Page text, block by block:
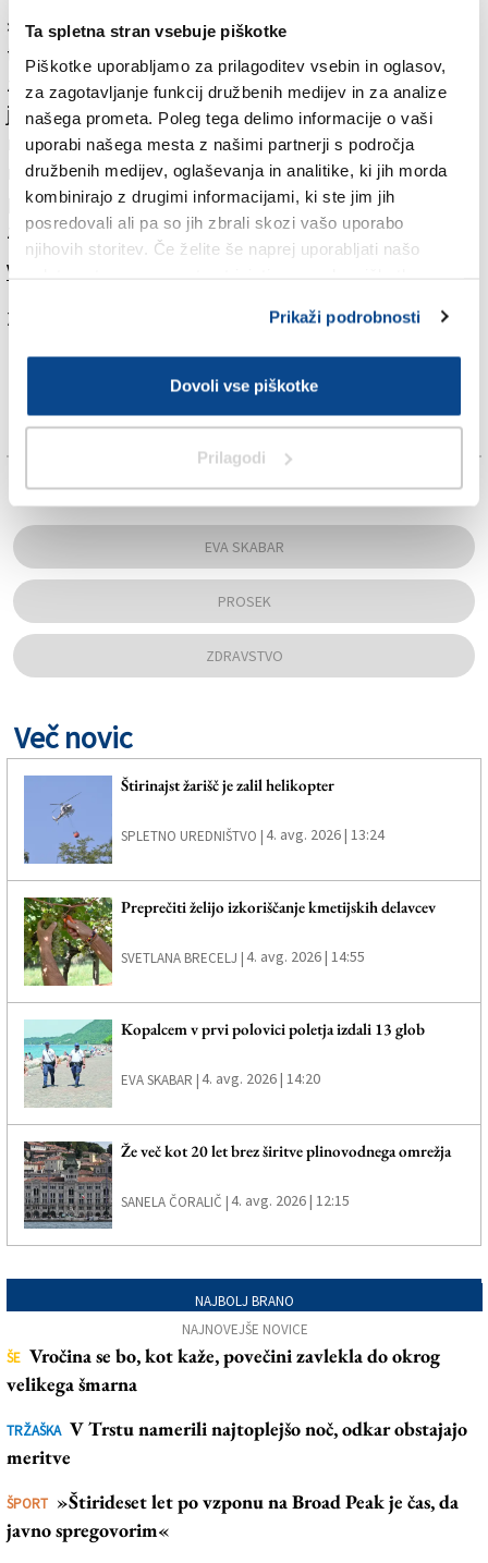
Ta spletna stran vsebuje piškotke
Piškotke uporabljamo za prilagoditev vsebin in oglasov,
za zagotavljanje funkcij družbenih medijev in za analize
našega prometa. Poleg tega delimo informacije o vaši
uporabi našega mesta z našimi partnerji s področja
družbenih medijev, oglaševanja in analitike, ki jih morda
kombinirajo z drugimi informacijami, ki ste jim jih
posredovali ali pa so jih zbrali skozi vašo uporabo
njihovih storitev. Če želite še naprej uporabljati našo
Prikaži podrobnosti
Dovoli vse piškotke
Prilagodi
»Gre za zelo dobro novico. Končno se bodo nekatere
težave, s katerimi so se morali občani spopadati
zaradi pomanjkanja družinskega zdravnika, rešile,« se
je novosti veselil predsednik zahodnokraškega
rajonskega sveta Pavel Vidoni (Slovenska skupnost). V
rajonskem svetu so si namreč v zadnjih letih veliko
prizadevali, da bi tamkajšnjim prebivalcem spet
zagotovili pomembno storitev.
Več v današnjem (sredinem) Primorskem dnevniku.
Za branje in pisanje komentarjevje potrebna prijava
TAGS:
EVA SKABAR
PROSEK
ZDRAVSTVO
Več novic
Štirinajst žarišč je zalil helikopter
SPLETNO UREDNIŠTVO |4. avg. 2026 | 13:24
Preprečiti želijo izkoriščanje kmetijskih delavcev
SVETLANA BRECELJ |4. avg. 2026 | 14:55
Kopalcem v prvi polovici poletja izdali 13 glob
EVA SKABAR |4. avg. 2026 | 14:20
Že več kot 20 let brez širitve plinovodnega omrežja
SANELA ČORALIČ |4. avg. 2026 | 12:15
NAJBOLJ BRANO
NAJNOVEJŠE NOVICE
ŠE Vročina se bo, kot kaže, povečini zavlekla do okrog
velikega šmarna
TRŽAŠKA V Trstu namerili najtoplejšo noč, odkar obstajajo
meritve
ŠPORT »Štirideset let po vzponu na Broad Peak je čas, da
javno spregovorim«